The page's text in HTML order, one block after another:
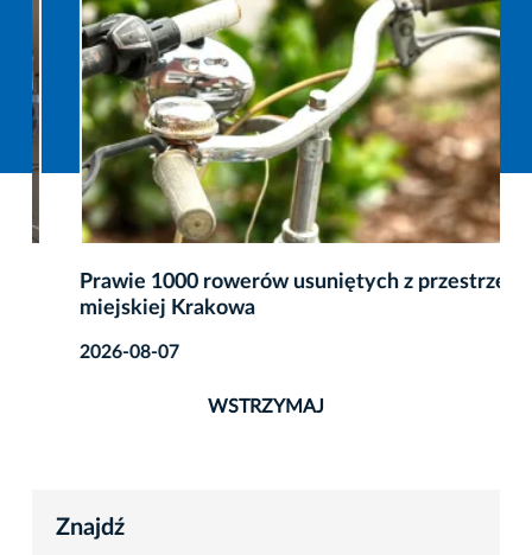
Prawie 1000 rowerów usuniętych z przestrzeni
miejskiej Krakowa
2026-08-07
WSTRZYMAJ
Znajdź